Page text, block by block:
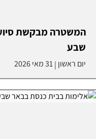
המשטרה מבקשת
שבע
יום ראשון |31 מאי 2026